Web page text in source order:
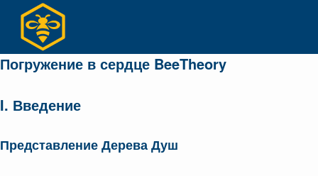
Перейти
содержимому
Погружение в сердце BeeTheory
I. Введение
Представление Дерева Душ